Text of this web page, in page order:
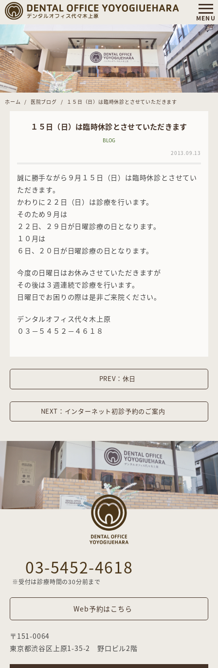
ホーム 医院ブログ １５日（日）は臨時休診とさせていただきます
１５日（日）は臨時休診とさせていただきます
BLOG
2013.09.13
誠に勝手ながら９月１５日（日）は臨時休診とさせてい
ただきます。
かわりに２２日（日）は診療を行います。
そのため９月は
２２日、２９日が日曜診療の日となります。
１０月は
６日、２０日が日曜診療の日となります。
今度の日曜日はお休みさせていただきますが
その後は３週連続で診療を行います。
日曜日でお困りの際は是非ご来院ください。
デンタルオフィス代々木上原
０３－５４５２－４６１８
PREV：休日
NEXT：インターネット初診予約のご案内
03-5452-4618
※受付は診療時間の30分前まで
Web予約はこちら
〒151-0064
東京都渋谷区上原1-35-2 野口ビル2階